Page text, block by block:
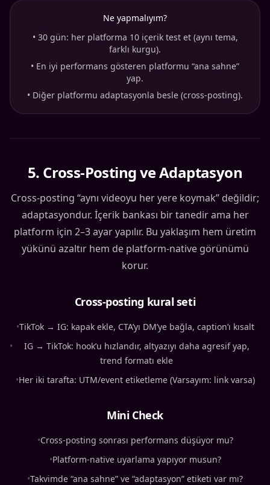
Ne yapmalıyım?
• 30 gün: her platforma 10 içerik test et (aynı tema,
farklı kurgu).
• En iyi performans gösteren platformu “ana sahne”
yap.
• Diğer platformu adaptasyonla besle (cross-posting).
5. Cross-Posting ve Adaptasyon
Cross-posting “aynı videoyu her yere koymak” değildir;
adaptasyondur. İçerik bankası bir tanedir ama her
platform için 2–3 ayar yapılır. Bu yaklaşım hem üretim
yükünü azaltır hem de platform-native görünümü
korur.
Cross-posting kural seti
•TikTok → IG: kapak ekle, CTA’yı DM’ye bağla, caption’ı kısalt
•
IG → TikTok: hook’u hızlandır, altyazıyı daha agresif yap,
trend formatı ekle
•Her iki tarafta: UTM/event etiketleme (Varsayım: link varsa)
Mini Check
•Cross-posting sonrası performans düşüyor mu?
•Platform-native uyarlama yapıyor musun?
•Takvimde “ana sahne” ve “adaptasyon” etiketi var mı?